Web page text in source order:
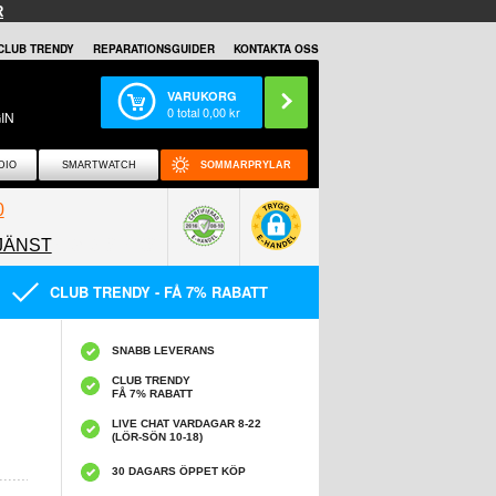
TRENDY REPARATIONSGUIDER KONTAKTA OSS
VARUKORG
0total0,00kr
SMARTWATCH SOMMARPRYLAR
CLUB TRENDY - FÅ 7% RABATT
SNABB LEVERANS
CLUB TRENDY
FÅ 7% RABATT
LIVE CHAT VARDAGAR 8-22
(LÖR-SÖN 10-18)
30 DAGARS ÖPPET KÖP